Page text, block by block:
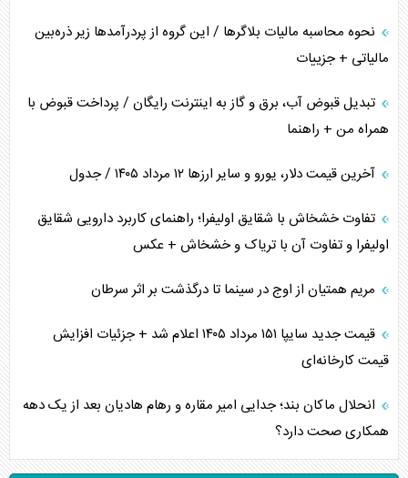
نحوه محاسبه مالیات بلاگر‌ها / این گروه از پردرآمد‌ها زیر ذره‌بین
مالیاتی + جزییات
تبدیل قبوض آب، برق و گاز به اینترنت رایگان / پرداخت قبوض با
همراه من + راهنما
آخرین قیمت دلار، یورو و سایر ارز‌ها ۱۲ مرداد ۱۴۰۵ / جدول
تفاوت خشخاش با شقایق اولیفرا؛ راهنمای کاربرد دارویی شقایق
اولیفرا و تفاوت آن با تریاک و خشخاش + عکس
مریم همتیان از اوج در سینما تا درگذشت بر اثر سرطان
قیمت جدید سایپا ۱۵۱ مرداد ۱۴۰۵ اعلام شد + جزئیات افزایش
قیمت کارخانه‌ای
انحلال ماکان بند؛ جدایی امیر مقاره و رهام هادیان بعد از یک دهه
همکاری صحت دارد؟